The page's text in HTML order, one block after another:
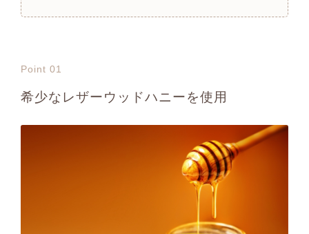
Point 01
希少なレザーウッドハニーを使用